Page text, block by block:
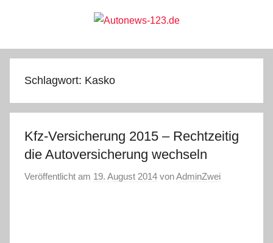
Autonews-
123.de
Schlagwort: Kasko
Kfz-Versicherung 2015 – Rechtzeitig
die Autoversicherung wechseln
Veröffentlicht am 19. August 2014 vonAdminZwei